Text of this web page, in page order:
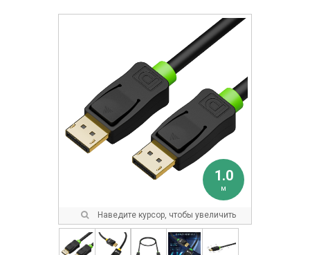
1.0
м
Наведите курсор, чтобы увеличить